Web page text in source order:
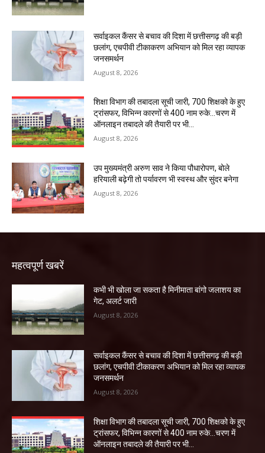
सर्वाइकल कैंसर से बचाव की दिशा में छत्तीसगढ़ की बड़ी
छलांग, एचपीवी टीकाकरण अभियान को मिल रहा व्यापक
जनसमर्थन
August 8, 2026
शिक्षा विभाग की तबादला सूची जारी, 700 शिक्षको के हुए
ट्रांसफर, विभिन्न कारणों से 400 नाम रुके…चरण में
ऑनलाइन तबादले की तैयारी पर भी...
August 8, 2026
उप मुख्यमंत्री अरुण साव ने किया पौधारोपण, बोले
हरियाली बढ़ेगी तो पर्यावरण भी स्वस्थ और सुंदर बनेगा
August 8, 2026
महत्वपूर्ण खबरें
कभी भी खोला जा सकता है मिनीमाता बांगो जलाशय का
गेट, अलर्ट जारी
August 8, 2026
सर्वाइकल कैंसर से बचाव की दिशा में छत्तीसगढ़ की बड़ी
छलांग, एचपीवी टीकाकरण अभियान को मिल रहा व्यापक
जनसमर्थन
August 8, 2026
शिक्षा विभाग की तबादला सूची जारी, 700 शिक्षको के हुए
ट्रांसफर, विभिन्न कारणों से 400 नाम रुके…चरण में
ऑनलाइन तबादले की तैयारी पर भी...